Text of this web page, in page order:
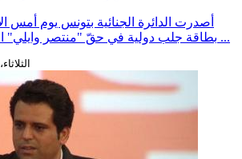
بطاقة جلب دولية في حقّ "منتصر وايلي" الرئيس المدير العام الأ ...
الثلاثاء، 23 ديسمبر، 2014 - 10:19